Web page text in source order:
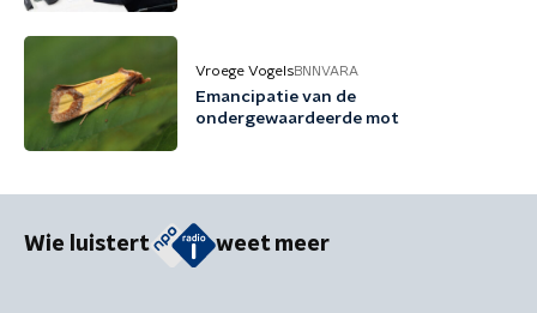
Vroege VogelsBNNVARA
Emancipatie van de
ondergewaardeerde mot
Wie luistert weet meer